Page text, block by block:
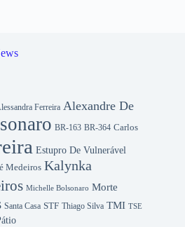
Ferreira Alexandre De
BR-163 BR-364 Carlos
Estupro De Vulnerável
Medeiros Kalynka
Michelle Bolsonaro Morte
Santa Casa STF Thiago Silva TMI TSE